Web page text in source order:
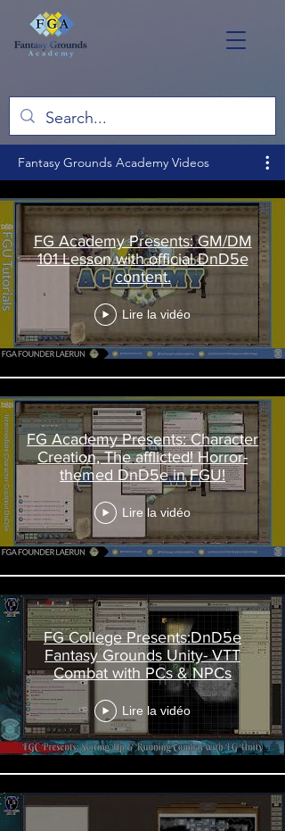
Fantasy Grounds Academy Videos
FG Academy Presents: GM/DM
101 Lesson with official DnD5e
content.
Lire la vidéo
FG Academy Presents: Character
Creation, The afflicted! Horror-
themed DnD5e in FGU!
Lire la vidéo
FG College Presents:DnD5e
Fantasy Grounds Unity- VTT
Combat with PCs & NPCs
Lire la vidéo